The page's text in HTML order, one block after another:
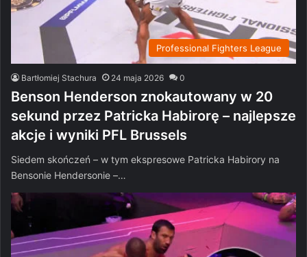
Professional Fighters League
Bartłomiej Stachura 24 maja 2026 0
Benson Henderson znokautowany w 20
sekund przez Patricka Habirorę – najlepsze
akcje i wyniki PFL Brussels
Siedem skończeń – w tym ekspresowe Patricka Habirory na
Bensonie Hendersonie –…